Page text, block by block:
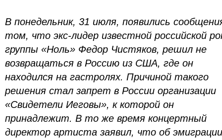
В понедельник, 31 июля, появились
том, что экс-лидер известной российской
группы «Ноль» Федор Чистяков, решил не
возвращаться в Россию из США, где он
находился на гастролях. Причиной такого
решения стал запрет в России организации
«Свидетели Иеговы», к которой он
принадлежит. В то же время концертный
директор артиста заявил, что об эмиграции